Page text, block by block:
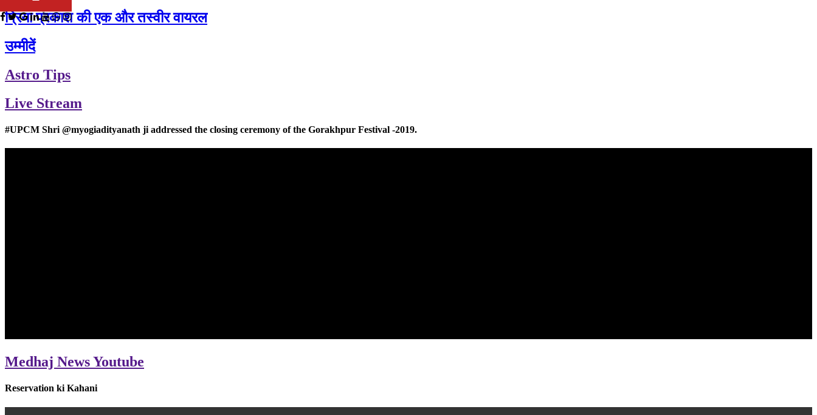
प्रिया प्रकाश की एक और तस्वीर वायरल
उम्मीदें
Astro Tips
Live Stream
#UPCM Shri @myogiadityanath ji addressed the closing ceremony of the Gorakhpur Festival -2019.
Medhaj News Youtube
Reservation ki Kahani